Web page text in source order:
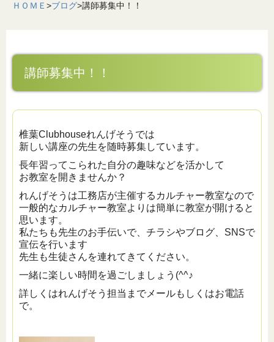
ＨＯＭＥ >ブログ>講師募集中！！
講師募集中！！
椎葉Clubhouseれんげそうでは
新しい講座の先生を随時募集しています。
長年習ってこられた自分の趣味などを活かして
お教室を開きませんか？
れんげそうは工務店が主催するカルチャー教室なので
一般的なカルチャー教室よりは簡単に教室が開けると
思います。
私たちも先生のお手伝いで、チラシやブログ、SNSで
宣伝を行います
先生も生徒さんを連れてきてください。
一緒に楽しい時間を過ごしましょう(^^♪
詳しくはれんげそう担当までメールもしくはお電話
で。